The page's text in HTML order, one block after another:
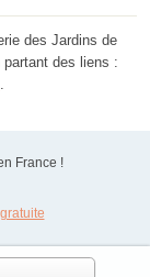
des Jardins de
des liens :
France !